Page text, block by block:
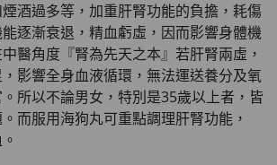
酒過多等，加重肝腎功能的負擔，耗傷
逐漸衰退，精血虧虛，因而影響身體機
醫角度『腎為先天之本』若肝腎兩虛，
影響全身血液循環，無法運送養分及氧
所以不論男女，特別是35歲以上者，皆
而服用海狗丸可重點調理肝腎功能，